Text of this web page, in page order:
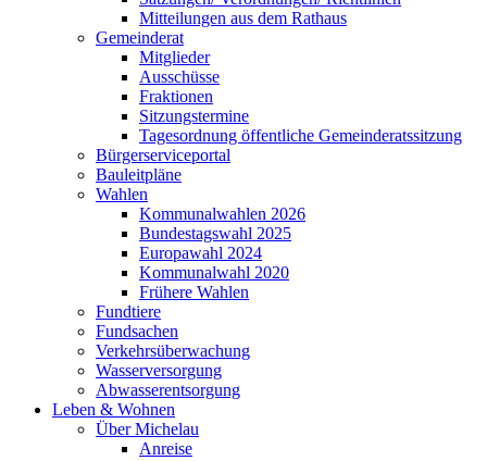
Mitteilungen aus dem Rathaus
Gemeinderat
Mitglieder
Ausschüsse
Fraktionen
Sitzungstermine
Tagesordnung öffentliche Gemeinderatssitzung
Bürgerserviceportal
Bauleitpläne
Wahlen
Kommunalwahlen 2026
Bundestagswahl 2025
Europawahl 2024
Kommunalwahl 2020
Frühere Wahlen
Fundtiere
Fundsachen
Verkehrsüberwachung
Wasserversorgung
Abwasserentsorgung
Leben & Wohnen
Über Michelau
Anreise